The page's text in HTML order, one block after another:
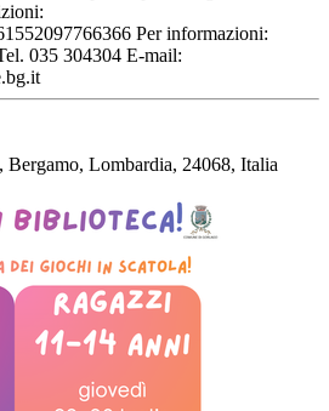
Per informazioni:
035 304304 E-mail:
Bergamo, Lombardia, 24068, Italia